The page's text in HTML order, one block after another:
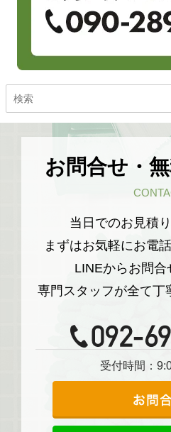
お問合せ・
当日でのお見積
まずはお気軽にお電
LINEからお問合
専門スタッフが全て丁
受付時間：